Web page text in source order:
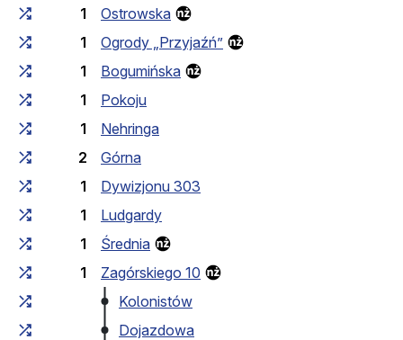
1
Ostrowska
1
Ogrody „Przyjaźń”
1
Bogumińska
1
Pokoju
1
Nehringa
2
Górna
1
Dywizjonu 303
1
Ludgardy
1
Średnia
1
Zagórskiego 10
Kolonistów
Dojazdowa